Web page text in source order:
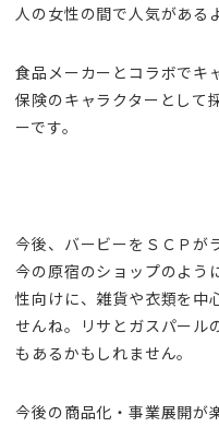
人の女性の間で人気がある
食品メーカーとコラボでキ
保険のキャラクターとして
ーです。
今後、バービーをＳＣＰが
今の原宿のショップのよう
性向けに、雑貨や衣類を中
せんね。リサとガスパール
もあるかもしれません。
今後の商品化・事業展開が